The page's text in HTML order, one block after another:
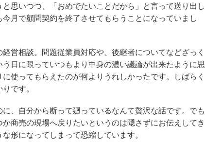
思いつつ、「おめでたいことだから」と言って送り出し
月で顧問契約を終了させてもらうことになっていまし
営相談。問題従業員対応や、後継者についてなどざっく
日に限っていつもより中身の濃い議論が出来たように思
使ってもらえたのが何よりうれしかったです。しばらく
です。
、自分から断って廻っているなんて贅沢な話です。でも
商売の現場へ戻りたいというのは隠さずにお伝えしてき
形になってしまって恐縮しています。